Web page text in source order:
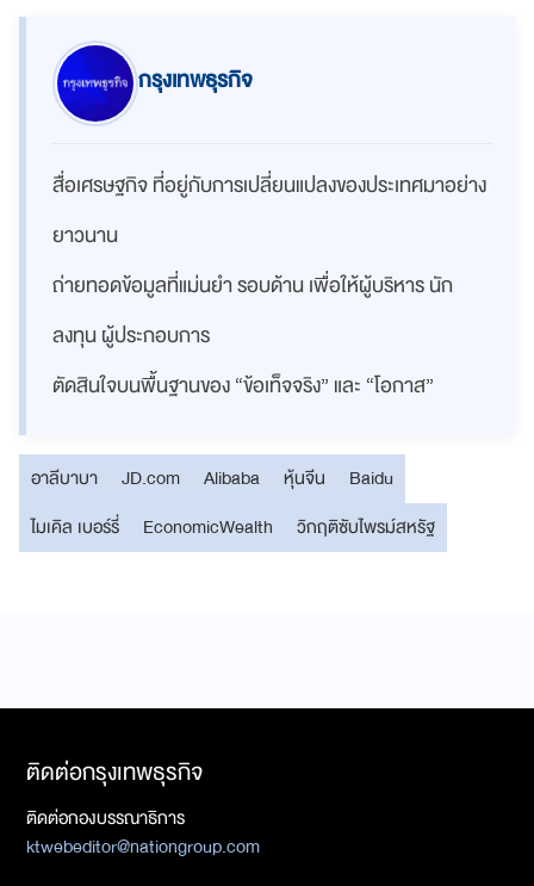
กรุงเทพธุรกิจ
สื่อเศรษฐกิจ ที่อยู่กับการเปลี่ยนแปลงของประเทศมาอย่าง
ยาวนาน
ถ่ายทอดข้อมูลที่แม่นยำ รอบด้าน เพื่อให้ผู้บริหาร นัก
ลงทุน ผู้ประกอบการ
ตัดสินใจบนพื้นฐานของ “ข้อเท็จจริง” และ “โอกาส”
อาลีบาบา JD.com Alibaba หุ้นจีน
Baidu
ไมเคิล เบอร์รี่
EconomicWealth วิกฤติซับไพรม์สหรัฐ
ติดต่อกรุงเทพธุรกิจ
ติดต่อกองบรรณาธิการ
ktwebeditor@nationgroup.com